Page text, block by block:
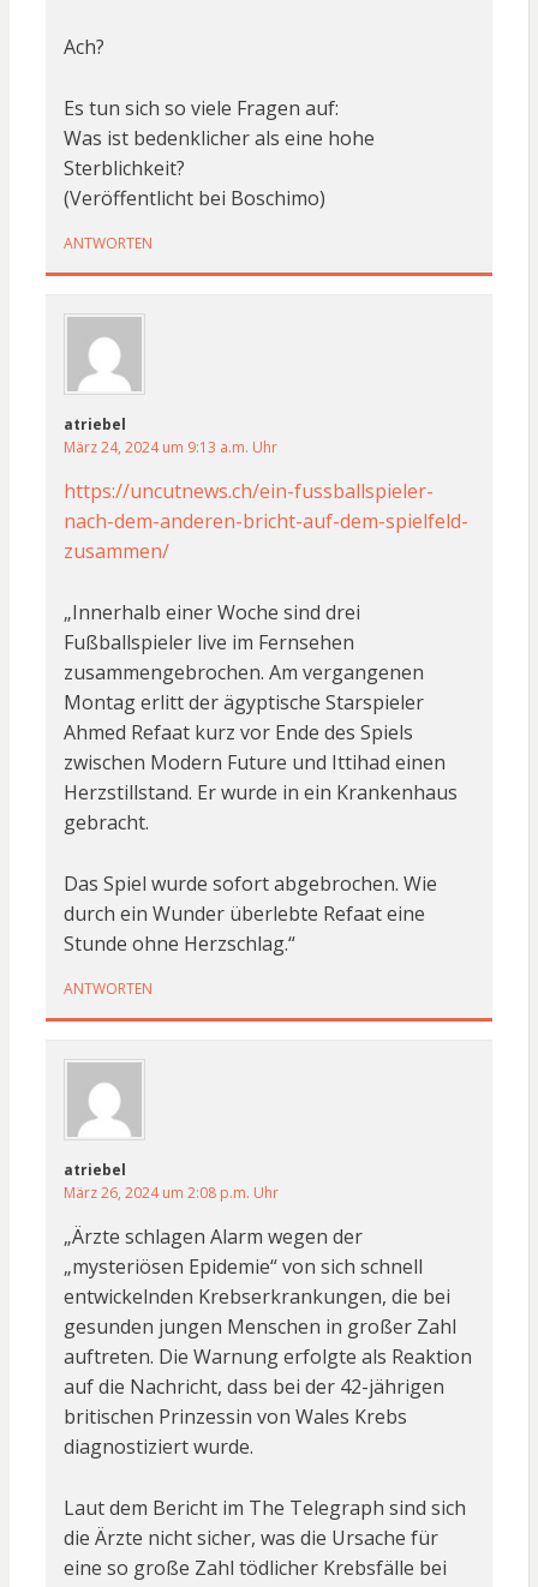
Ach?
Es tun sich so viele Fragen auf:
Was ist bedenklicher als eine hohe
Sterblichkeit?
(Veröffentlicht bei Boschimo)
ANTWORTEN
atriebel
März 24, 2024 um 9:13 a.m. Uhr
https://uncutnews.ch/ein-fussballspieler-
nach-dem-anderen-bricht-auf-dem-spielfeld-
zusammen/
„Innerhalb einer Woche sind drei
Fußballspieler live im Fernsehen
zusammengebrochen. Am vergangenen
Montag erlitt der ägyptische Starspieler
Ahmed Refaat kurz vor Ende des Spiels
zwischen Modern Future und Ittihad einen
Herzstillstand. Er wurde in ein Krankenhaus
gebracht.
Das Spiel wurde sofort abgebrochen. Wie
durch ein Wunder überlebte Refaat eine
Stunde ohne Herzschlag.“
ANTWORTEN
atriebel
März 26, 2024 um 2:08 p.m. Uhr
„Ärzte schlagen Alarm wegen der
„mysteriösen Epidemie“ von sich schnell
entwickelnden Krebserkrankungen, die bei
gesunden jungen Menschen in großer Zahl
auftreten. Die Warnung erfolgte als Reaktion
auf die Nachricht, dass bei der 42-jährigen
britischen Prinzessin von Wales Krebs
diagnostiziert wurde.
Laut dem Bericht im The Telegraph sind sich
die Ärzte nicht sicher, was die Ursache für
eine so große Zahl tödlicher Krebsfälle bei